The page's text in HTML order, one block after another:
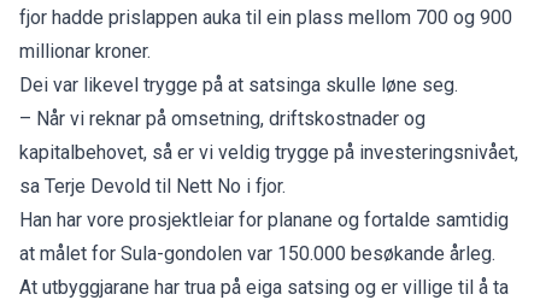
fjor hadde prislappen auka til ein plass mellom 700 og 900
millionar kroner.
Dei var likevel trygge på at satsinga skulle løne seg.
– Når vi reknar på omsetning, driftskostnader og
kapitalbehovet, så er vi veldig trygge på investeringsnivået,
sa Terje Devold til Nett No i fjor.
Han har vore prosjektleiar for planane og fortalde samtidig
at målet for Sula-gondolen var 150.000 besøkande årleg.
At utbyggjarane har trua på eiga satsing og er villige til å ta